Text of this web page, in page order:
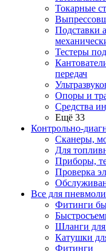
Токарные
Подставки
Тестеры
передач
Опоры и
Средства
Ещё 33
Контрольно-
Сканеры,
Для
Приборы,
Проверка
Все для
Фитинги
Шланги для
Катушки
Фитинги